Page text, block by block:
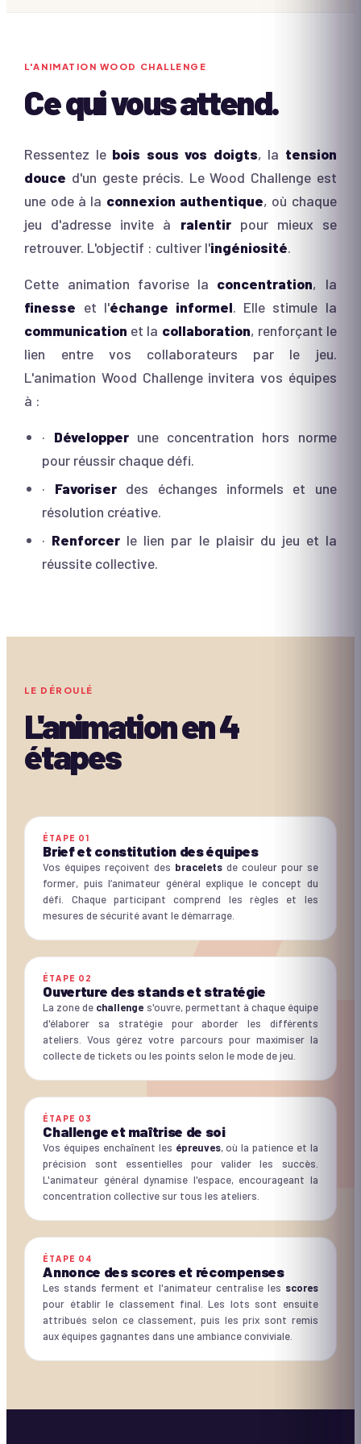
L'ANIMATION WOOD CHALLENGE
Ce qui vous attend.
Ressentez le bois sous vos doigts, la tension
douce d'un geste précis. Le Wood Challenge est
une ode à la connexion authentique, où chaque
jeu d'adresse invite à ralentirpour mieux se
retrouver. L'objectif : cultiver l'ingéniosité.
Cette animation favorise la concentration, la
finesse et l'échange informel. Elle stimule la
communication et la collaboration, renforçant le
lien entre vos collaborateurs par le jeu.
L'animation Wood Challenge invitera vos équipes
à :
· Développerune concentration hors norme
pour réussir chaque défi.
· Favoriserdes échanges informels et une
résolution créative.
· Renforcer le lien par le plaisir du jeu et la
réussite collective.
LE DÉROULÉ
L'animation en4
étapes
ÉTAPE 01
Brief et constitution des équipes
Vos équipes reçoivent des bracelets de couleur pour se
former, puis l’animateur général explique le concept du
défi. Chaque participant comprend les règles et les
mesures de sécurité avant le démarrage.
ÉTAPE 02
Ouverture des stands et stratégie
La zone de challenge s'ouvre, permettant à chaque équipe
d'élaborer sa stratégie pour aborder les différents
ateliers. Vous gérez votre parcours pour maximiser la
collecte de tickets ou les points selon le mode de jeu.
ÉTAPE 03
Challenge et maîtrise de soi
Vos équipes enchaînent les épreuves, où la patience et la
précision sont essentielles pour valider les succès.
L'animateur général dynamise l'espace, encourageant la
concentration collective sur tous les ateliers.
ÉTAPE 04
Annonce des scores et récompenses
Les stands ferment et l'animateur centralise les scores
pour établir le classement final. Les lots sont ensuite
attribués selon ce classement, puis les prix sont remis
aux équipes gagnantes dans une ambiance conviviale.